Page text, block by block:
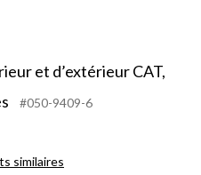
et d’extérieur CAT,
#050-9409-6
similaires